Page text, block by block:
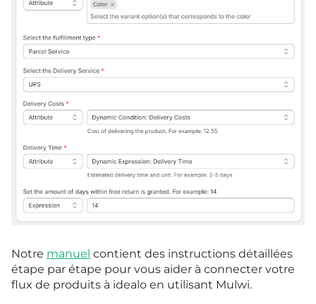
Notre manuel contient des instructions détaillées
étape par étape pour vous aider à connecter votre
flux de produits à idealo en utilisant Mulwi.